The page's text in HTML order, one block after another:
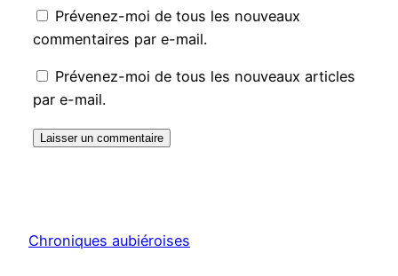
Prévenez-moi de tous les nouveaux
commentaires par e-mail.
Prévenez-moi de tous les nouveaux articles
par e-mail.
Chroniques aubiéroises